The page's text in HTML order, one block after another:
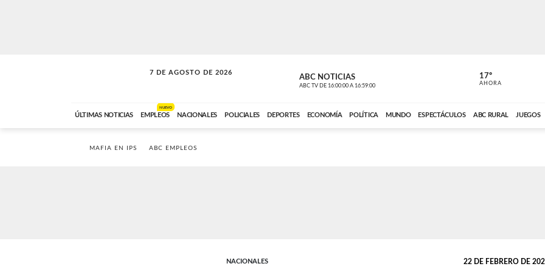
7 DE AGOSTO DE 2026
VITAMINAS ABC NOTICIAS
ABC TV DE 16:00:00 A 16:59:00 ABC CARDINAL
17º
AHORA
ÚLTIMAS NOTICIAS EMPLEOS
NUEVO
NACIONALES POLICIALES DEPORTES ECONOMÍA POLÍTICA MUNDO ESPECTÁCULOS ABC RURAL JUEGOS
MAFIA EN IPS ABC EMPLEOS
NACIONALES 22 DE FEBRERO DE